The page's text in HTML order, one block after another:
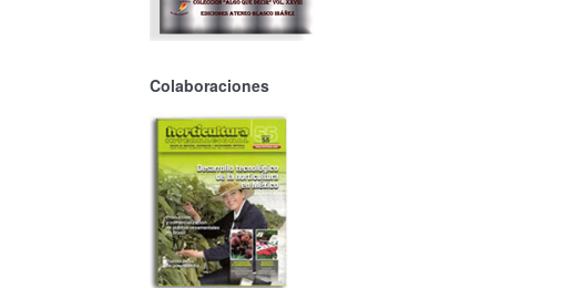
Colaboraciones